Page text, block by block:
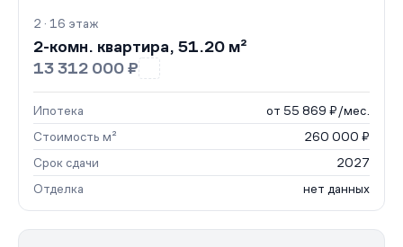
2 · 16 этаж
2-комн. квартира, 51.20 м²
13 312 000 ₽
Ипотека
от 55 869 ₽/мес.
Стоимость м²
260 000 ₽
Срок сдачи
2027
Отделка
нет данных